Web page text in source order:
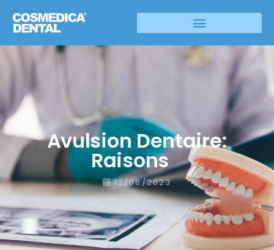
Avulsion Dentaire:
Raisons
12/08/2023